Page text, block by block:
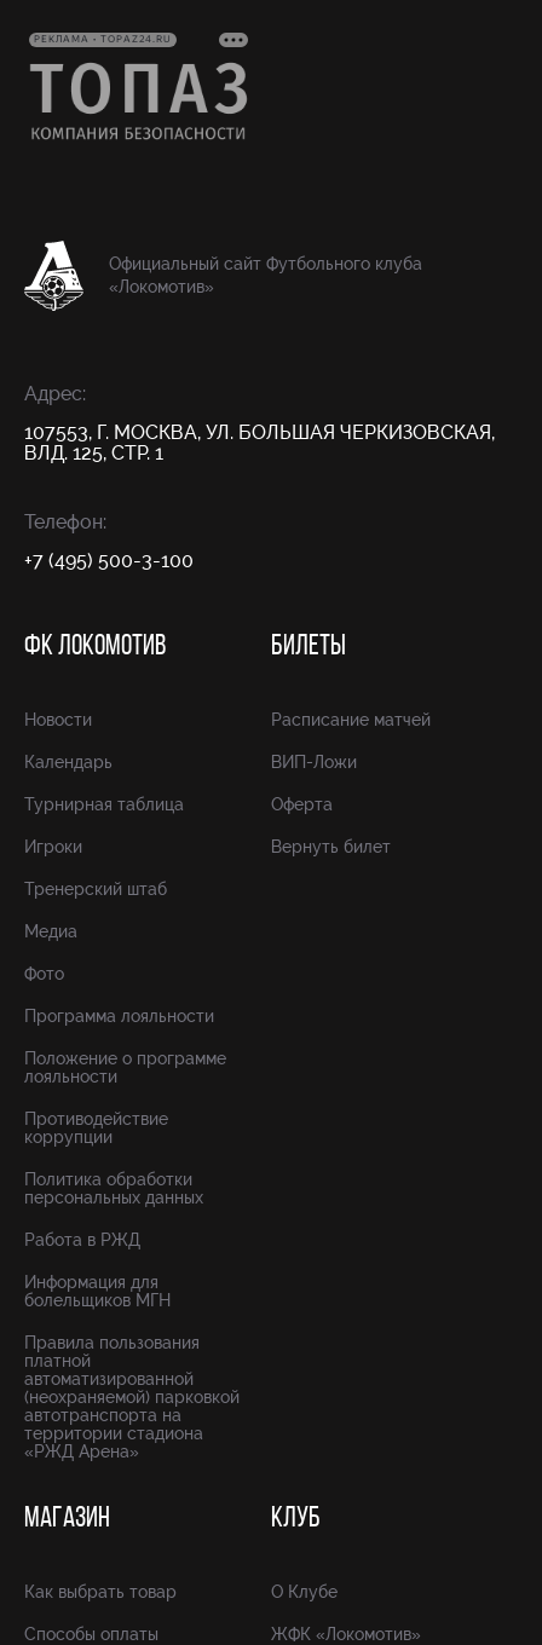
РЕКЛАМА • TOPAZ24.RU
Официальный сайт Футбольного клуба
«Локомотив»
Адрес:
107553, Г. МОСКВА, УЛ. БОЛЬШАЯ ЧЕРКИЗОВСКАЯ,
ВЛД. 125, СТР. 1
Телефон:
+7 (495) 500-3-100
ФК ЛОКОМОТИВ
Новости
Календарь
Турнирная таблица
Игроки
Тренерский штаб
Медиа
Фото
Программа лояльности
Положение о программе
лояльности
Противодействие
коррупции
Политика обработки
персональных данных
Работа в РЖД
Информация для
болельщиков МГН
Правила пользования
платной
автоматизированной
(неохраняемой) парковкой
автотранспорта на
территории стадиона
«РЖД Арена»
БИЛЕТЫ
Расписание матчей
ВИП-Ложи
Оферта
Вернуть билет
МАГАЗИН
Как выбрать товар
Способы оплаты
КЛУБ
О Клубе
ЖФК «Локомотив»